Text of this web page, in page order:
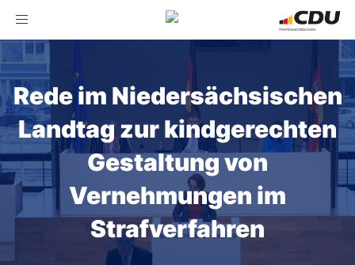
Toggle
Rede im Niedersächsischen
Landtag zur kindgerechten
Gestaltung von
Vernehmungen im
Strafverfahren